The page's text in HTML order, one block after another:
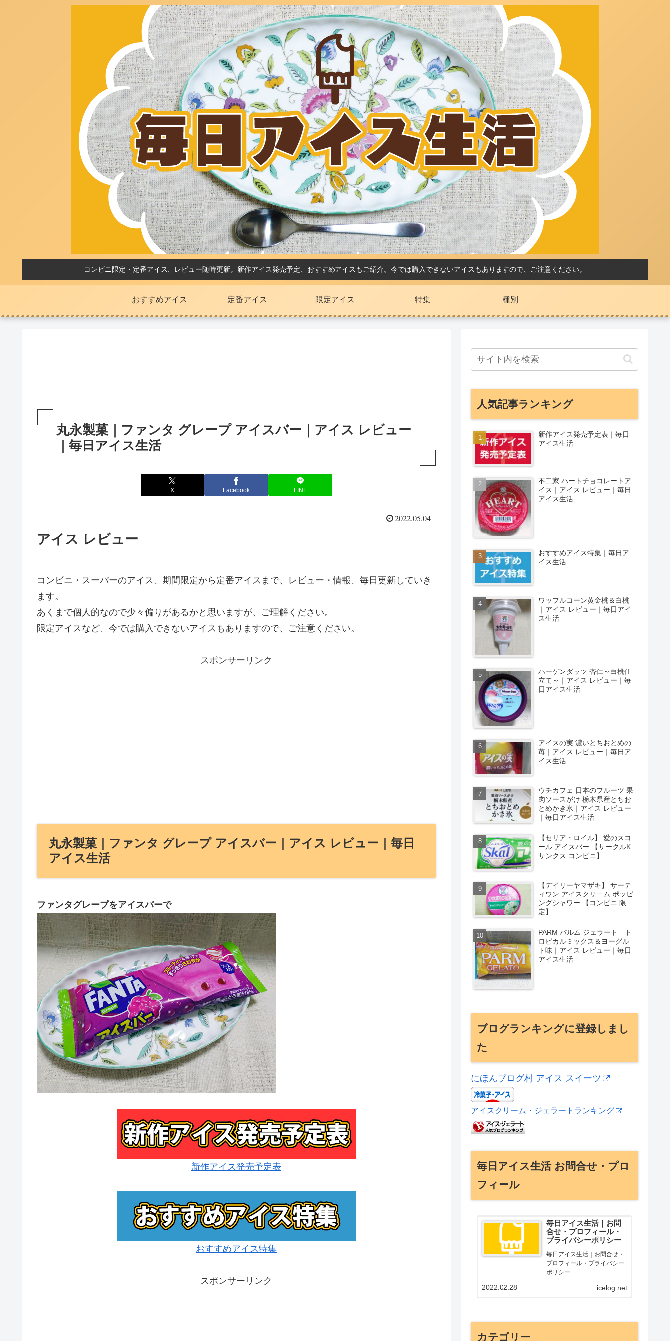
コンビニ限定・定番アイス、レビュー随時更新。新作アイス発売予定、おすすめアイスもご紹介。今では購入できないアイスもありますので、ご注意ください。
おすすめアイス 定番アイス 限定アイス 特集 種別
丸永製菓｜ファンタ グレープ アイスバー｜アイス レビュー
｜毎日アイス生活
X Facebook LINE
2022.05.04
アイス レビュー
コンビニ・スーパーのアイス、期間限定から定番アイスまで、レビュー・情報、毎日更新していき
ます。
あくまで個人的なので少々偏りがあるかと思いますが、ご理解ください。
限定アイスなど、今では購入できないアイスもありますので、ご注意ください。
スポンサーリンク
丸永製菓｜ファンタ グレープ アイスバー｜アイス レビュー｜毎日
アイス生活
ファンタグレープをアイスバーで
新作アイス発売予定表
おすすめアイス特集
スポンサーリンク
人気記事ランキング
新作アイス発売予定表｜毎日
アイス生活
不二家 ハートチョコレートア
イス｜アイス レビュー｜毎日
アイス生活
おすすめアイス特集｜毎日ア
イス生活
ワッフルコーン黄金桃＆白桃
｜アイス レビュー｜毎日アイ
ス生活
ハーゲンダッツ 杏仁～白桃仕
立て～｜アイス レビュー｜毎
日アイス生活
アイスの実 濃いとちおとめの
苺｜アイス レビュー｜毎日ア
イス生活
ウチカフェ 日本のフルーツ 果
肉ソースがけ 栃木県産とちお
とめかき氷｜アイス レビュー
｜毎日アイス生活
【セリア・ロイル】 愛のスコ
ール アイスバー 【サークルK
サンクス コンビニ】
【デイリーヤマザキ】 サーテ
ィワン アイスクリーム ポッピ
ングシャワー 【コンビニ 限
定】
PARM パルム ジェラート ト
ロピカルミックス＆ヨーグル
ト味｜アイス レビュー｜毎日
アイス生活
ブログランキングに登録しまし
た
にほんブログ村 アイス スイーツ
アイスクリーム・ジェラートランキング
毎日アイス生活 お問合せ・プロ
フィール
毎日アイス生活｜お問
合せ・プロフィール・
プライバシーポリシー
毎日アイス生活｜お問合せ・
プロフィール・プライバシー
ポリシー
icelog.net
2022.02.28
カテゴリー